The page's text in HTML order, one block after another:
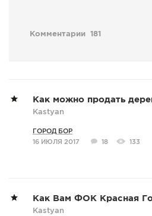
Комментарии 181
Как можно продать
Kastyan
ГОРОД БОР
16 ИЮЛЯ 2017
18 133
Как Вам ФОК Красная
Kastyan